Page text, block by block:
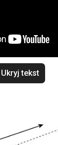
Ukryj tekst